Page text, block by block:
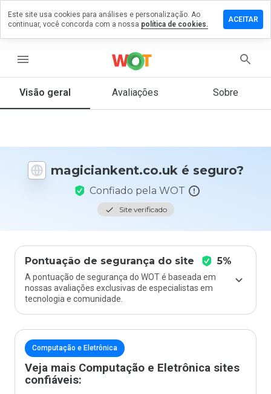
menu
Visão geral Avaliações Sobre
magiciankent.co.uk é seguro?
Confiado pela WOT
Site verificado
Pontuação de segurança do site 5%
A pontuação de segurança do WOT é baseada em
nossas avaliações exclusivas de especialistas em
tecnologia e comunidade.
Computação e Eletrônica
Veja mais Computação e Eletrônica sites
confiáveis:
em
De 1
nota
daria
Este site usa cookies para análises e personalização. Ao
continuar, você concorda com a nossa política de cookies.
ACEITAR